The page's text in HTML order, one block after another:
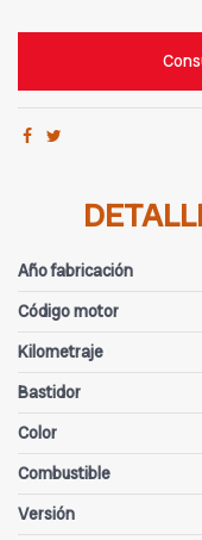
Año fabricación
Código motor
Kilometraje
Bastidor
Color
Combustible
Versión